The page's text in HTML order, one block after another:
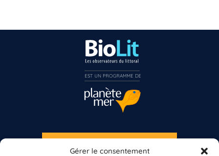
Gérer le consentement
S'INSCRIRE À LA NEWSLETTER
Vous n’êtes pas encore inscrit à Biolit ?
Inscrivez-vous dès maintenant